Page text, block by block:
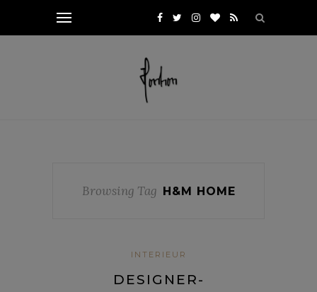
Browsing Tag H&M HOME
INTERIEUR
DESIGNER-